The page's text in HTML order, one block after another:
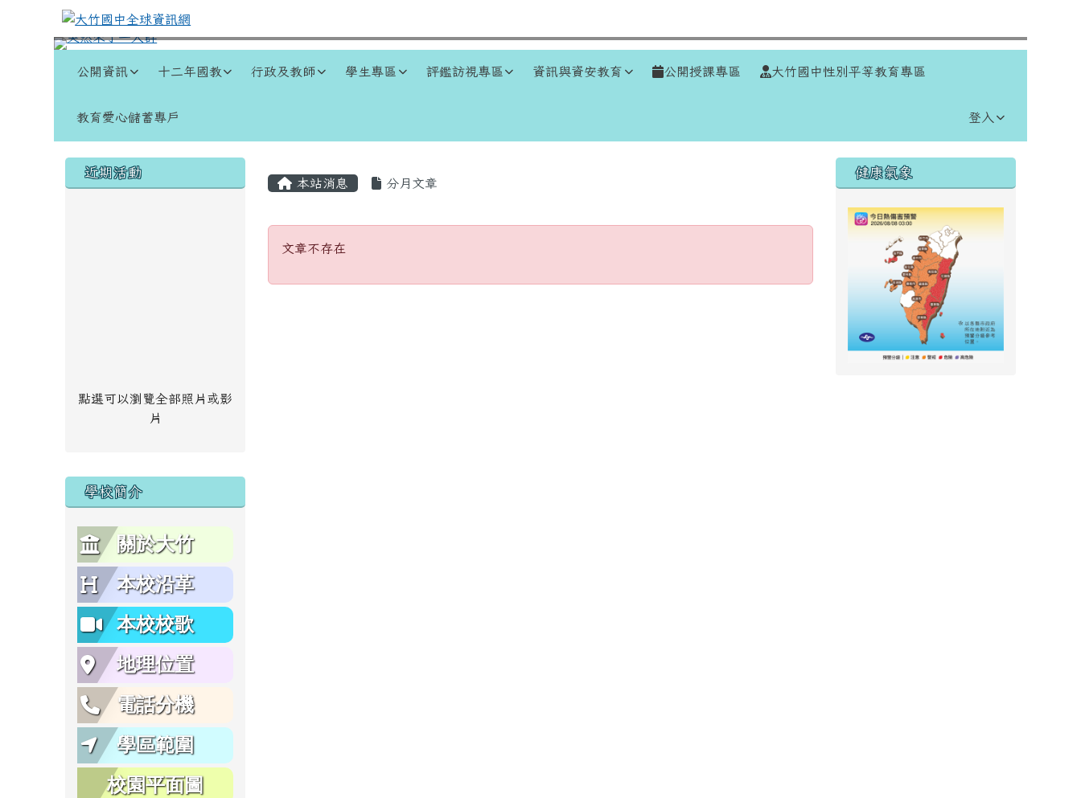
跳至主內容區
大竹國中全球資訊網
公開資訊 十二年國教 行政及教師 學生專區 評鑑訪視專區 資訊與資安教育 公開授課專區 大竹國中性別平等教育專區
教育愛心儲蓄專戶 登入
左邊區域內容
近期活動
點選可以瀏覽全部照片或影
片
學校簡介
關於大竹
本校沿革
本校校歌
地理位置
電話分機
學區範圍
校園平面圖
主內容區域
本站消息 分月文章
文章不存在
文章不存在
右邊區域內容
健康氣象
頁尾區域